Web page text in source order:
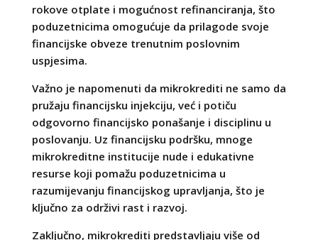
rokove otplate i mogućnost refinanciranja, što
poduzetnicima omogućuje da prilagode svoje
financijske obveze trenutnim poslovnim
uspjesima.
Važno je napomenuti da mikrokrediti ne samo da
pružaju financijsku injekciju, već i potiču
odgovorno financijsko ponašanje i disciplinu u
poslovanju. Uz financijsku podršku, mnoge
mikrokreditne institucije nude i edukativne
resurse koji pomažu poduzetnicima u
razumijevanju financijskog upravljanja, što je
ključno za održivi rast i razvoj.
Zaključno, mikrokrediti predstavljaju više od